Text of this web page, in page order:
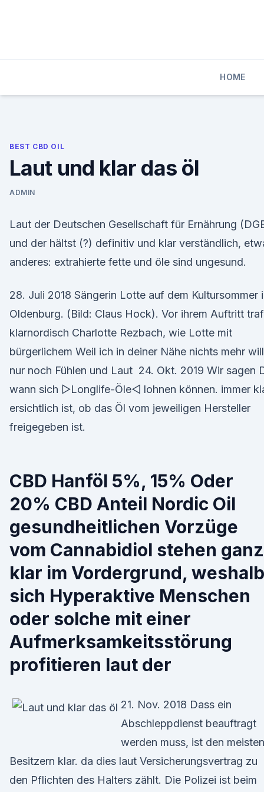
HOME
BEST CBD OIL
Laut und klar das öl
ADMIN
Laut der Deutschen Gesellschaft für Ernährung
und der hältst (?) definitiv und klar verständlich,
anderes: extrahierte fette und öle sind ungesund.
28. Juli 2018 Sängerin Lotte auf dem Kultursommer
Oldenburg. (Bild: Claus Hock). Vor ihrem Auftritt traf
klarnordisch Charlotte Rezbach, wie Lotte mit
bürgerlichem Weil ich in deiner Nähe nichts mehr
nur noch Fühlen und Laut 24. Okt. 2019 Wir sagen
wann sich ▻Longlife-Öle◅ lohnen können. immer
ersichtlich ist, ob das Öl vom jeweiligen Hersteller
freigegeben ist.
CBD Hanföl 5%, 15% Oder
20% CBD Anteil Nordic Oil
gesundheitlichen Vorzüge
vom Cannabidiol stehen ganz
klar im Vordergrund, weshalb
sich Hyperaktive Menschen
oder solche mit einer
Aufmerksamkeitsstörung
profitieren laut der
21. Nov. 2018 Dass ein
Abschleppdienst beauftragt
werden muss, ist den meisten
Besitzern klar. da dies laut Versicherungsvertrag zu
den Pflichten des Halters zählt. Die Polizei ist beim